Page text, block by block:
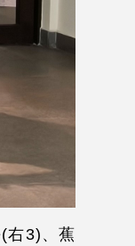
右3)、蕉